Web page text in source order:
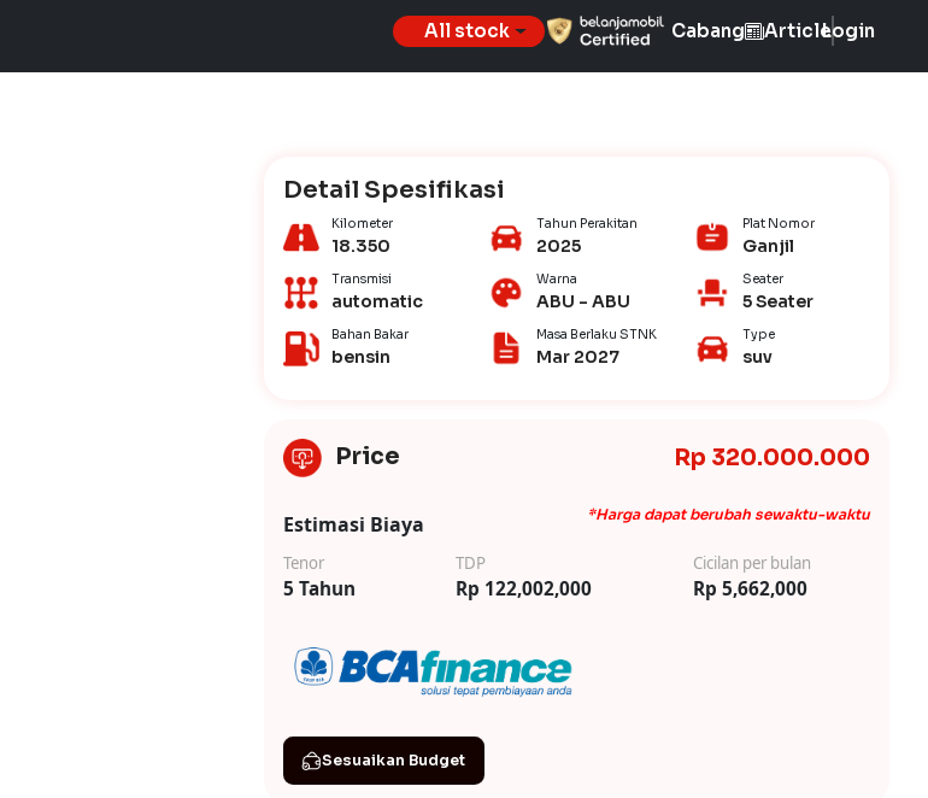
All stock Cabang ArticleLogin
Detail Spesifikasi
Kilometer
18.350
Tahun Perakitan
2025
Plat Nomor
Ganjil
Transmisi
automatic
Warna
ABU - ABU
Seater
5 Seater
Bahan Bakar
bensin
Masa Berlaku STNK
Mar 2027
Type
suv
Price Rp 320.000.000
Estimasi Biaya *Harga dapat berubah sewaktu-waktu
Tenor
5 Tahun
TDP
Rp 122,002,000
Cicilan per bulan
Rp 5,662,000
Sesuaikan Budget